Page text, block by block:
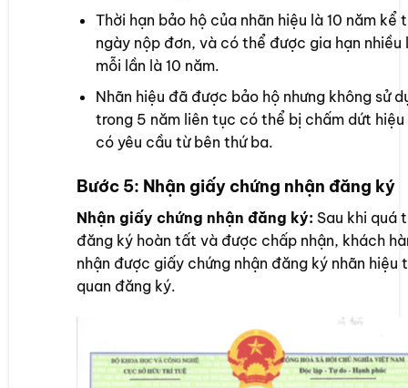
Thời hạn bảo hộ của nhãn hiệu là 10 năm kể
ngày nộp đơn, và có thể được gia hạn nhiều
mỗi lần là 10 năm.
Nhãn hiệu đã được bảo hộ nhưng không sử
trong 5 năm liên tục có thể bị chấm dứt hiệu
có yêu cầu từ bên thứ ba.
Bước 5: Nhận giấy chứng nhận đăng ký
Nhận giấy chứng nhận đăng ký: Sau khi quá
đăng ký hoàn tất và được chấp nhận, khách
nhận được giấy chứng nhận đăng ký nhãn hiệu
quan đăng ký.